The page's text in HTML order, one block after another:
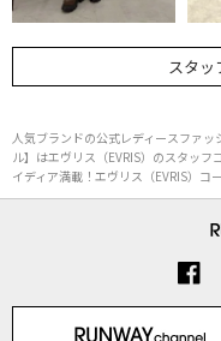
スタッ
人気ブランドの公式レディースファ
ル】はエヴリス（EVRIS）のスタッ
イディア満載！エヴリス（EVRIS）コ